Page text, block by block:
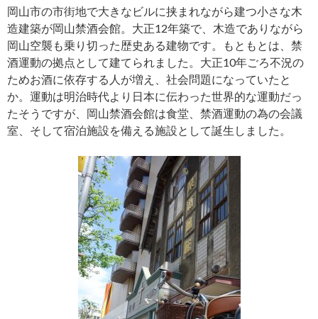
岡山市の市街地で大きなビルに挟まれながら建つ小さな木
造建築が岡山禁酒会館。大正12年築で、木造でありながら
岡山空襲も乗り切った歴史ある建物です。もともとは、禁
酒運動の拠点として建てられました。大正10年ごろ不況の
ためお酒に依存する人が増え、社会問題になっていたと
か。運動は明治時代より日本に伝わった世界的な運動だっ
たそうですが、岡山禁酒会館は食堂、禁酒運動の為の会議
室、そして宿泊施設を備える施設として誕生しました。